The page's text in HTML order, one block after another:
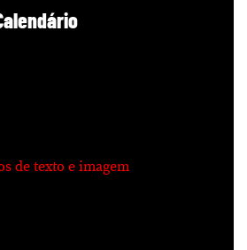
de texto e imagem